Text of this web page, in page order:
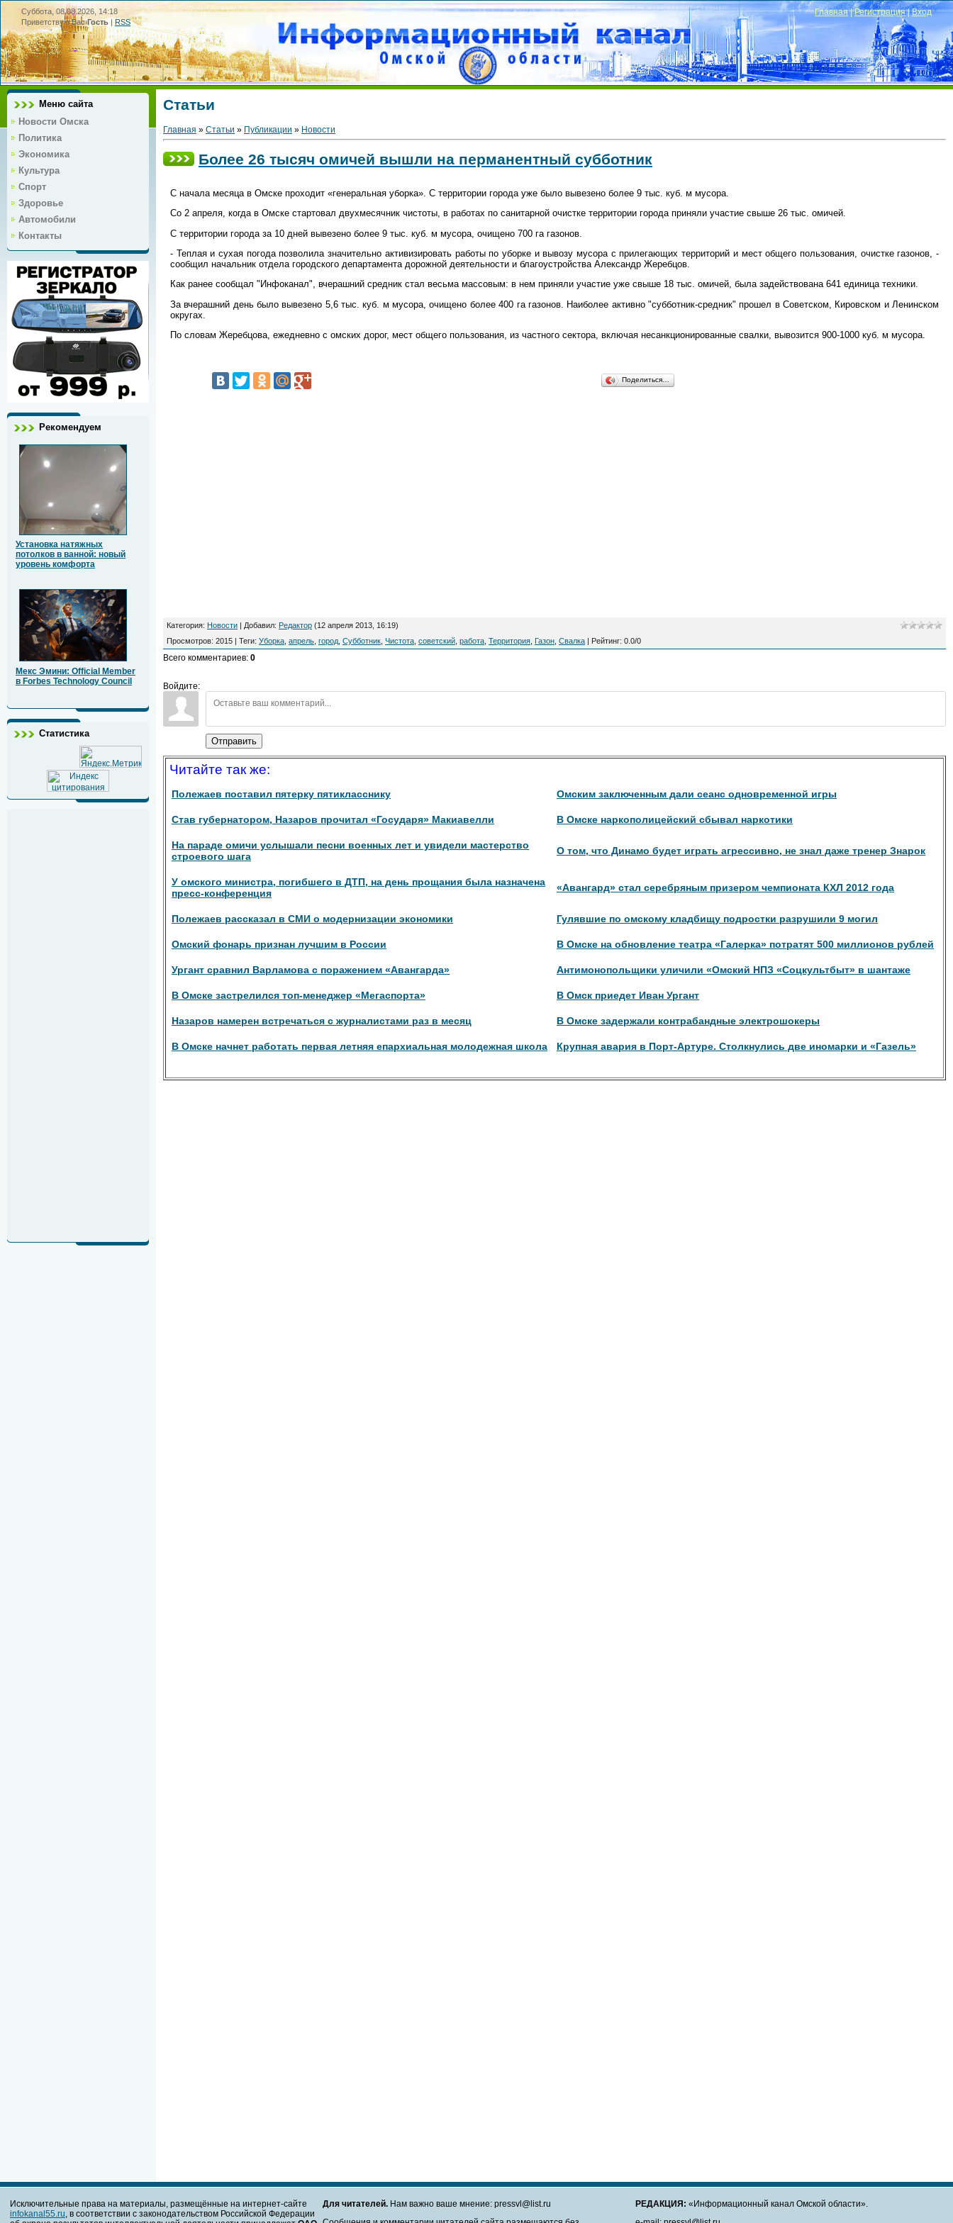
Суббота, 08.08.2026, 14:18
Приветствую Вас Гость|RSS
Главная|Регистрация|Вход
Меню сайта
Новости Омска
Политика
Экономика
Культура
Спорт
Здоровье
Автомобили
Контакты
Рекомендуем
Установка натяжных
потолков в ванной: новый
уровень комфорта
Мекс Эмини: Official Member
в Forbes Technology Council
Статистика
Статьи
Главная » Статьи » Публикации » Новости
Более 26 тысяч омичей вышли на перманентный субботник
С начала месяца в Омске проходит «генеральная уборка». С территории города уже было вывезено более 9 тыс. куб. м мусора.
Со 2 апреля, когда в Омске стартовал двухмесячник чистоты, в работах по санитарной очистке территории города приняли участие свыше 26 тыс. омичей.
С территории города за 10 дней вывезено более 9 тыс. куб. м мусора, очищено 700 га газонов.
- Теплая и сухая погода позволила значительно активизировать работы по уборке и вывозу мусора с прилегающих территорий и мест общего пользования, очистке газонов, -
сообщил начальник отдела городского департамента дорожной деятельности и благоустройства Александр Жеребцов.
Как ранее сообщал "Инфоканал", вчерашний средник стал весьма массовым: в нем приняли участие уже свыше 18 тыс. омичей, была задействована 641 единица техники.
За вчерашний день было вывезено 5,6 тыс. куб. м мусора, очищено более 400 га газонов. Наиболее активно "субботник-средник" прошел в Советском, Кировском и Ленинском
округах.
По словам Жеребцова, ежедневно с омских дорог, мест общего пользования, из частного сектора, включая несанкционированные свалки, вывозится 900-1000 куб. м мусора.
Поделиться…
Категория: Новости | Добавил: Редактор (12 апреля 2013, 16:19)
Просмотров: 2015 | Теги: Уборка апрель город Субботник Чистота советский работа Территория Газон Свалка | Рейтинг: 0.0/0
Всего комментариев: 0
Войдите:
Отправить
Читайте так же:
Полежаев поставил пятерку пятикласснику Омским заключенным дали сеанс одновременной игры
Став губернатором, Назаров прочитал «Государя» Макиавелли В Омске наркополицейский сбывал наркотики
На параде омичи услышали песни военных лет и увидели мастерство
строевого шага
О том, что Динамо будет играть агрессивно, не знал даже тренер Знарок
У омского министра, погибшего в ДТП, на день прощания была назначена
пресс-конференция
«Авангард» стал серебряным призером чемпионата КХЛ 2012 года
Полежаев рассказал в СМИ о модернизации экономики Гулявшие по омскому кладбищу подростки разрушили 9 могил
Омский фонарь признан лучшим в России В Омске на обновление театра «Галерка» потратят 500 миллионов рублей
Ургант сравнил Варламова с поражением «Авангарда» Антимонопольщики уличили «Омский НПЗ «Соцкультбыт» в шантаже
В Омске застрелился топ-менеджер «Мегаспорта» В Омск приедет Иван Ургант
Назаров намерен встречаться с журналистами раз в месяц В Омске задержали контрабандные электрошокеры
В Омске начнет работать первая летняя епархиальная молодежная школа Крупная авария в Порт-Артуре. Столкнулись две иномарки и «Газель»
Исключительные права на материалы, размещённые на интернет-сайте
infokanal55.ru, в соответствии с законодательством Российской Федерации
Для читателей. Нам важно ваше мнение: pressvl@list.ru
РЕДАКЦИЯ: «Информационный канал Омской области».